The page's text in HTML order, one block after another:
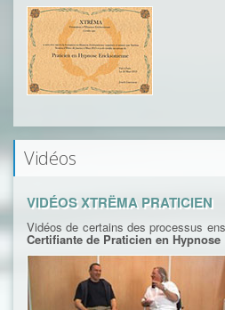
Vidéos
VIDÉOS XTRËMA PRATICIEN
Vidéos de certains des processus
Certifiante de Praticien en